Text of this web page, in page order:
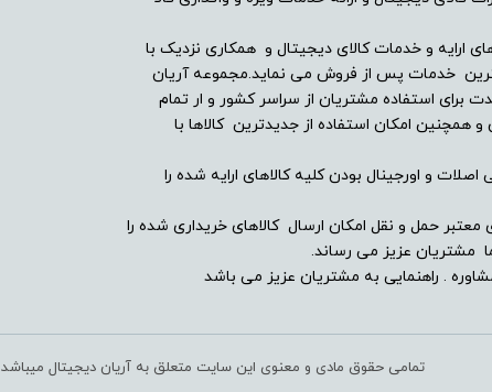
ندارد
ارایه و خدمات کالای دیجیتال و همکاری نزدیک با
خدمات پس از فروش می نماید.مجموعه آریان
برای استفاده مشتریان از سراسر کشور و ار تمام
امکان استفاده از جدیدترین کالاها با
و اورجینال بودن کلیه کالاهای ارایه شده را
معتبر حمل و نقل امکان ارسال کالاهای خریداری شده را
مشتریان عزیز می رساند.
. راهنمایی به مشتریان عزیز می باشد
تمامی حقوق مادی و معنوی این سایت متعلق به آریان دیجیتال میباشد